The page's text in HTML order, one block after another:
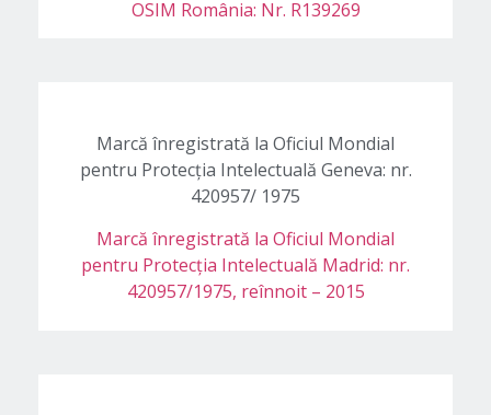
OSIM România: Nr. R139269
Marcă înregistrată la Oficiul Mondial
pentru Protecţia Intelectuală Geneva: nr.
420957/ 1975
Marcă înregistrată la Oficiul Mondial
pentru Protecţia Intelectuală Madrid: nr.
420957/1975, reînnoit – 2015